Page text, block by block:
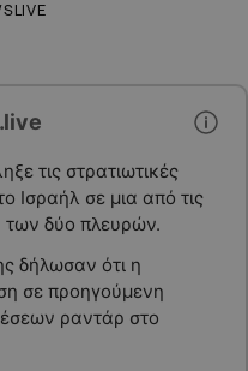
τις στρατιωτικές
Ισραήλ σε μια από τις
των δύο πλευρών.
δήλωσαν ότι η
σε προηγούμενη
ραντάρ στο